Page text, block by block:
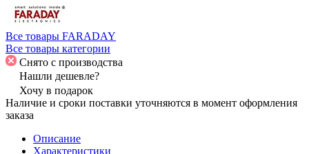
Все товары FARADAY
Все товары категории
Снято с производства
Нашли дешевле?
Хочу в подарок
Наличие и сроки поставки уточняются в момент оформления
заказа
Описание
Характеристики